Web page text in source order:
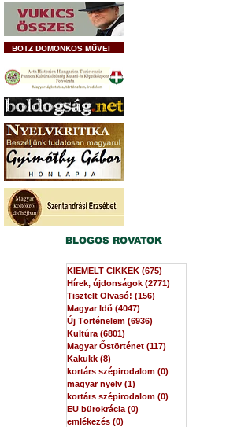
BOTZ DOMONKOS MŰVEI
BLOGOS ROVATOK
KIEMELT CIKKEK (675)
Hírek, újdonságok (2771)
Tisztelt Olvasó! (156)
Magyar Idő (4047)
Új Történelem (6936)
Kultúra (6801)
Magyar Őstörténet (117)
Kakukk (8)
kortárs szépirodalom (0)
magyar nyelv (1)
kortárs szépirodalom (0)
EU bürokrácia (0)
emlékezés (0)